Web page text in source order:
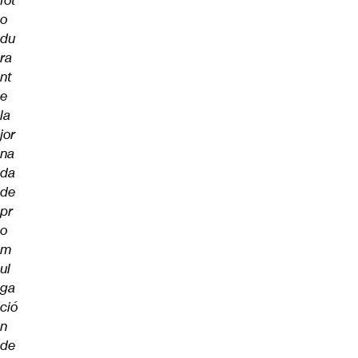
o
du
ra
nt
e
la
jor
na
da
de
pr
o
m
ul
ga
ció
n
de